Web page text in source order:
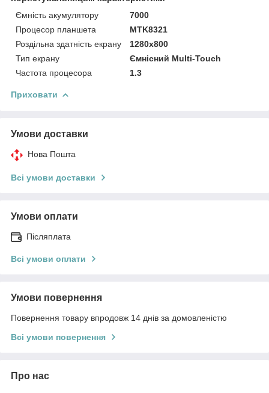
Ємність акумулятору
7000
Процесор планшета
MTK8321
Роздільна здатність екрану
1280x800
Тип екрану
Ємнісний Multi-Touch
Частота процесора
1.3
Приховати
Умови доставки
Нова Пошта
Всі умови доставки
Умови оплати
Післяплата
Всі умови оплати
Умови повернення
Повернення товару впродовж 14 днів за домовленістю
Всі умови повернення
Про нас